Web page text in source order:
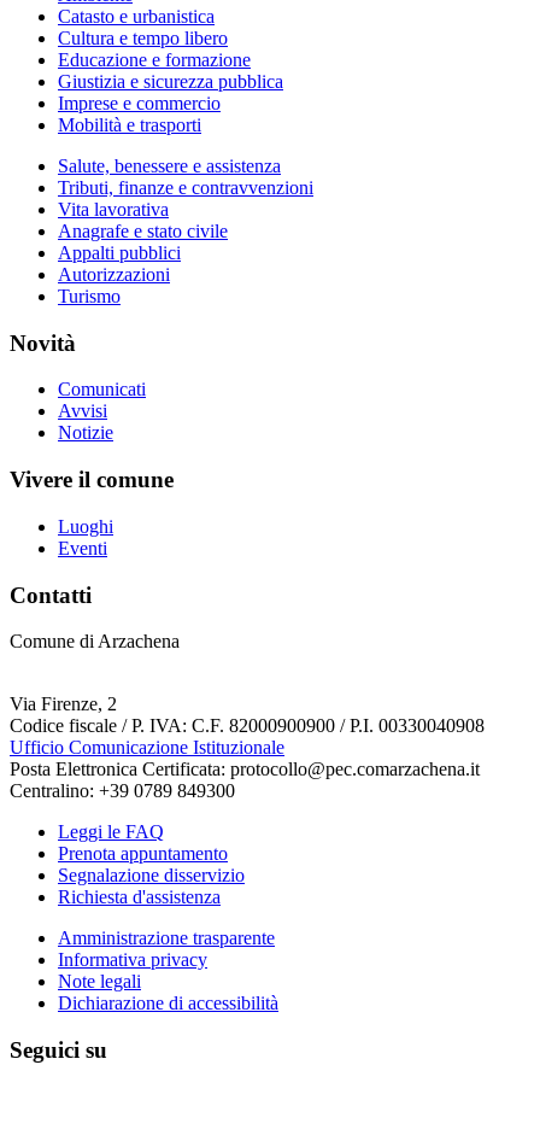
Catasto e urbanistica
Cultura e tempo libero
Educazione e formazione
Giustizia e sicurezza pubblica
Imprese e commercio
Mobilità e trasporti
Salute, benessere e assistenza
Tributi, finanze e contravvenzioni
Vita lavorativa
Anagrafe e stato civile
Appalti pubblici
Autorizzazioni
Turismo
Novità
Comunicati
Avvisi
Notizie
Vivere il comune
Luoghi
Eventi
Contatti
Comune di Arzachena
Via Firenze, 2
Codice fiscale / P. IVA: C.F. 82000900900 / P.I. 00330040908
Ufficio Comunicazione Istituzionale
Posta Elettronica Certificata: protocollo@pec.comarzachena.it
Centralino: +39 0789 849300
Leggi le FAQ
Prenota appuntamento
Segnalazione disservizio
Richiesta d'assistenza
Amministrazione trasparente
Informativa privacy
Note legali
Dichiarazione di accessibilità
Seguici su